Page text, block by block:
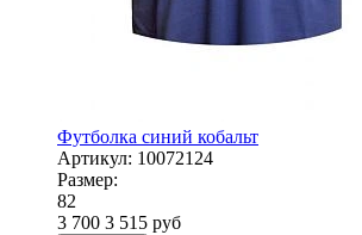
Футболка синий кобальт
Артикул: 10072124
Размер:
82
3 700 3 515 руб